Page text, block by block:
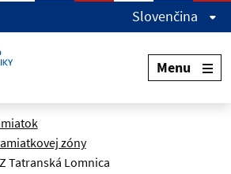
Slovenčina
Menu
zóny
Tatranská Lomnica